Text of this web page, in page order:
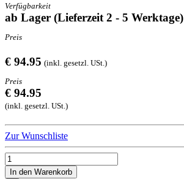
Verfügbarkeit
ab Lager (Lieferzeit 2 - 5 Werktage)
Preis
€ 94.95 (inkl. gesetzl. USt.)
Preis
€ 94.95
(inkl. gesetzl. USt.)
Zur Wunschliste
In den Warenkorb